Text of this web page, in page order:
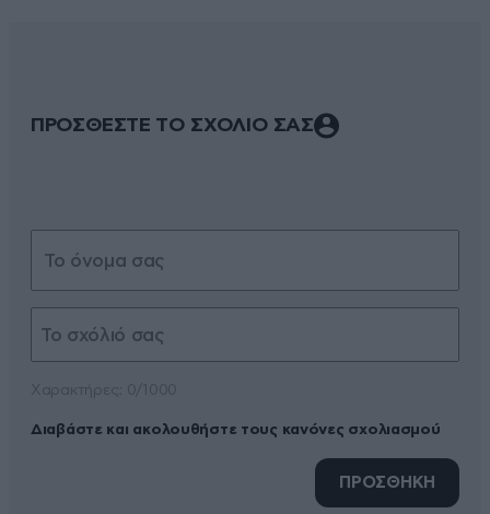
ΠΡΟΣΘΕΣΤΕ ΤΟ ΣΧΟΛΙΟ ΣΑΣ
Διαβάστε και ακολουθήστε τους κανόνες σχολιασμού
ΠΡΟΣΘΗΚΗ